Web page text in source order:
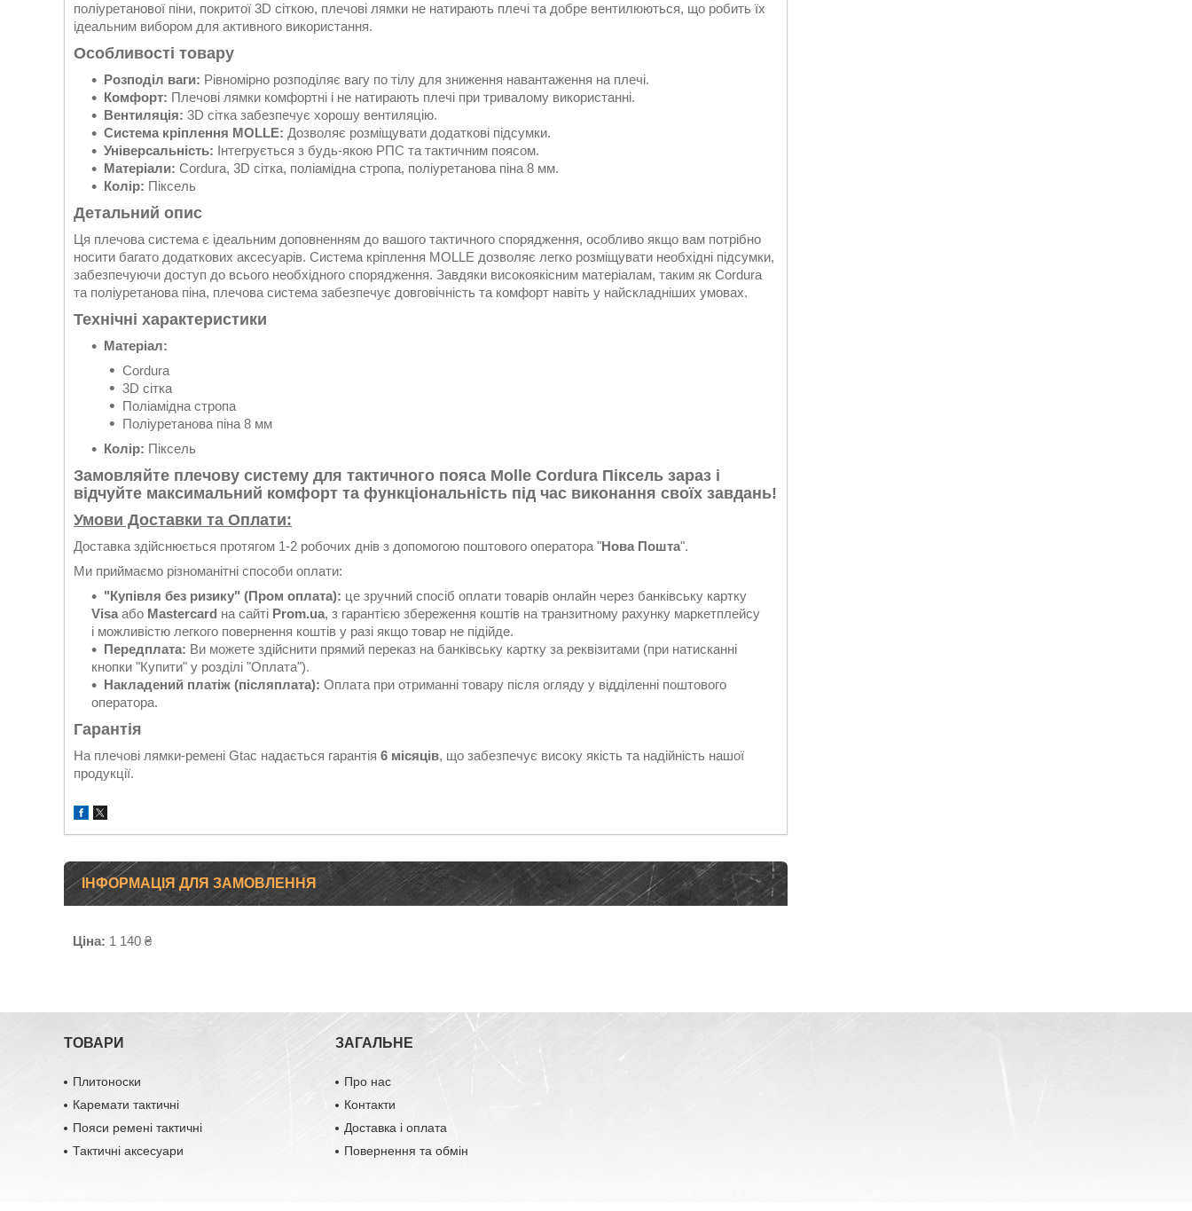
поліуретанової піни, покритої 3D сіткою, плечові лямки не натирають плечі та добре вентилюються, що робить їх
ідеальним вибором для активного використання.
Особливості товару
Розподіл ваги: Рівномірно розподіляє вагу по тілу для зниження навантаження на плечі.
Комфорт: Плечові лямки комфортні і не натирають плечі при тривалому використанні.
Вентиляція: 3D сітка забезпечує хорошу вентиляцію.
Система кріплення MOLLE: Дозволяє розміщувати додаткові підсумки.
Універсальність: Інтегрується з будь-якою РПС та тактичним поясом.
Матеріали: Cordura, 3D сітка, поліамідна стропа, поліуретанова піна 8 мм.
Колір: Піксель
Детальний опис
Ця плечова система є ідеальним доповненням до вашого тактичного спорядження, особливо якщо вам потрібно
носити багато додаткових аксесуарів. Система кріплення MOLLE дозволяє легко розміщувати необхідні підсумки,
забезпечуючи доступ до всього необхідного спорядження. Завдяки високоякісним матеріалам, таким як Cordura
та поліуретанова піна, плечова система забезпечує довговічність та комфорт навіть у найскладніших умовах.
Технічні характеристики
Матеріал:
Cordura
3D сітка
Поліамідна стропа
Поліуретанова піна 8 мм
Колір: Піксель
Замовляйте плечову систему для тактичного пояса Molle Cordura Піксель зараз і
відчуйте максимальний комфорт та функціональність під час виконання своїх завдань!
Умови Доставки та Оплати:
Доставка здійснюється протягом 1-2 робочих днів з допомогою поштового оператора "Нова Пошта".
Ми приймаємо різноманітні способи оплати:
"Купівля без ризику" (Пром оплата): це зручний спосіб оплати товарів онлайн через банківську картку
Visa або Mastercard на сайті Prom.ua, з гарантією збереження коштів на транзитному рахунку маркетплейсу
і можливістю легкого повернення коштів у разі якщо товар не підійде.
Передплата: Ви можете здійснити прямий переказ на банківську картку за реквізитами (при натисканні
кнопки "Купити" у розділі "Оплата").
Накладений платіж (післяплата): Оплата при отриманні товару після огляду у відділенні поштового
оператора.
Гарантія
На плечові лямки-ремені Gtac надається гарантія 6 місяців, що забезпечує високу якість та надійність нашої
продукції.
ІНФОРМАЦІЯ ДЛЯ ЗАМОВЛЕННЯ
Ціна: 1 140 ₴
ТОВАРИ
Плитоноски
Каремати тактичні
Пояси ремені тактичні
Тактичні аксесуари
ЗАГАЛЬНЕ
Про нас
Контакти
Доставка і оплата
Повернення та обмін